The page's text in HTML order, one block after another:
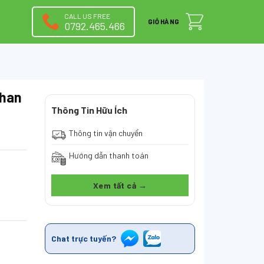
CALL US FREE
0792.465.466 GIỎ HÀNG
Thông Tin Hữu Ích
Thông tin vận chuyển
Hướng dẫn thanh toán
Xem tất cả →
Chat trực tuyến?